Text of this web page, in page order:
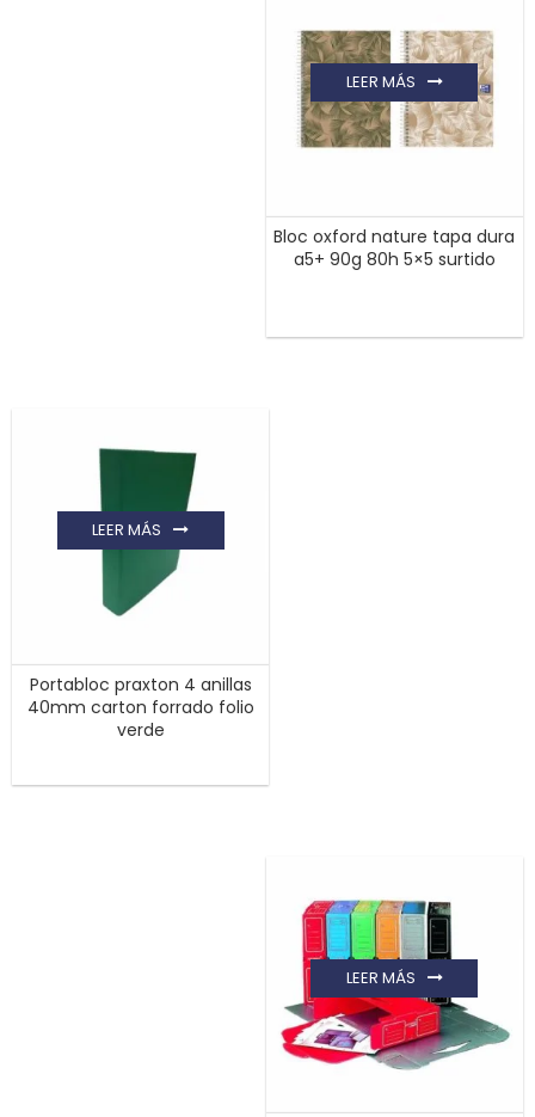
Bloc oxford nature tapa dura
a5+ 90g 80h 5×5 surtido
LEER MÁS
Portabloc praxton 4 anillas
40mm carton forrado folio
verde
LEER MÁS
LEER MÁS